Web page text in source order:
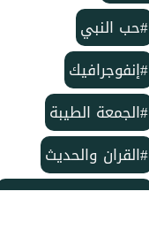
#حب النبي
#إنفوجرافيك
#الجمعة الطيبة
#القران والحديث
#بمناسبة الذكرى لمولد